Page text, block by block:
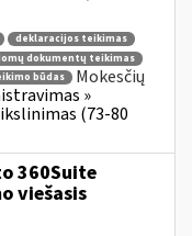
deklaracijos teikimas
dokumentų teikimas
būdas
Mokesčių
»
(73-80
360Suite
viešasis